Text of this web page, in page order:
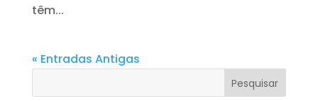
têm...
« Entradas Antigas